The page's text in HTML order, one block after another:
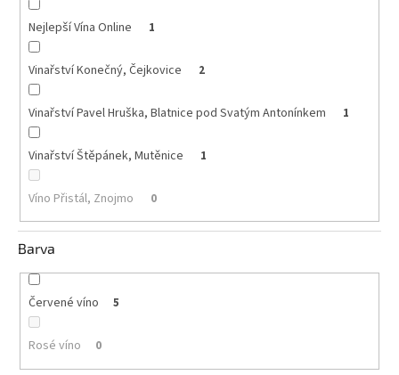
Akční
nabídka
Poslední
láhve
skladem
Cuvée
vína
Klarety
Vína
jakosti
Víno
podle
obsahu
Nejlepší Vína Online 1
Vinařství Konečný, Čejkovice 2
Vinařství Pavel Hruška, Blatnice pod Svatým Antonínkem 1
Vinařství Štěpánek, Mutěnice 1
Víno Přistál, Znojmo 0
Barva
Červené víno 5
Rosé víno 0